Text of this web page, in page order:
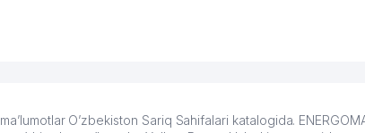
O’zbekiston Sariq Sahifalari katalogida.